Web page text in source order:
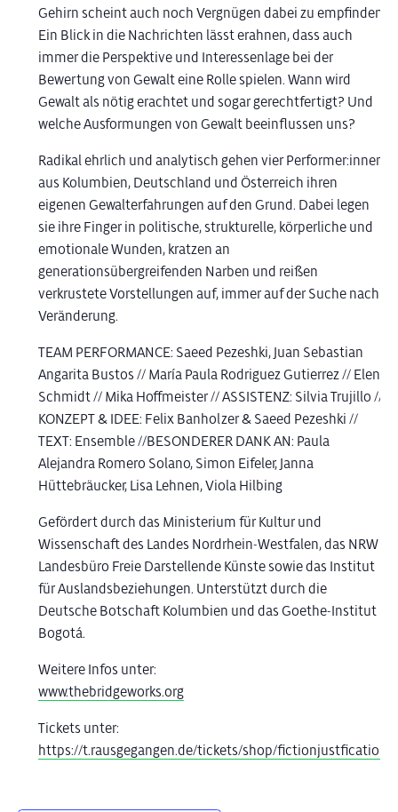
Gehirn scheint auch noch Vergnügen dabei zu empfinden.
Ein Blick in die Nachrichten lässt erahnen, dass auch
immer die Perspektive und Interessenlage bei der
Bewertung von Gewalt eine Rolle spielen. Wann wird
Gewalt als nötig erachtet und sogar gerechtfertigt? Und
welche Ausformungen von Gewalt beeinflussen uns?
Radikal ehrlich und analytisch gehen vier Performer:innen
aus Kolumbien, Deutschland und Österreich ihren
eigenen Gewalterfahrungen auf den Grund. Dabei legen
sie ihre Finger in politische, strukturelle, körperliche und
emotionale Wunden, kratzen an
generationsübergreifenden Narben und reißen
verkrustete Vorstellungen auf, immer auf der Suche nach
Veränderung.
TEAM PERFORMANCE: Saeed Pezeshki, Juan Sebastian
Angarita Bustos // María Paula Rodriguez Gutierrez // Elena
Schmidt // Mika Hoffmeister // ASSISTENZ: Silvia Trujillo //
KONZEPT & IDEE: Felix Banholzer & Saeed Pezeshki //
TEXT: Ensemble //BESONDERER DANK AN: Paula
Alejandra Romero Solano, Simon Eifeler, Janna
Hüttebräucker, Lisa Lehnen, Viola Hilbing
Gefördert durch das Ministerium für Kultur und
Wissenschaft des Landes Nordrhein-Westfalen, das NRW
Landesbüro Freie Darstellende Künste sowie das Institut
für Auslandsbeziehungen. Unterstützt durch die
Deutsche Botschaft Kolumbien und das Goethe-Institut
Bogotá.
Weitere Infos unter:
www.thebridgeworks.org
Tickets unter:
https://t.rausgegangen.de/tickets/shop/fictionjustfication